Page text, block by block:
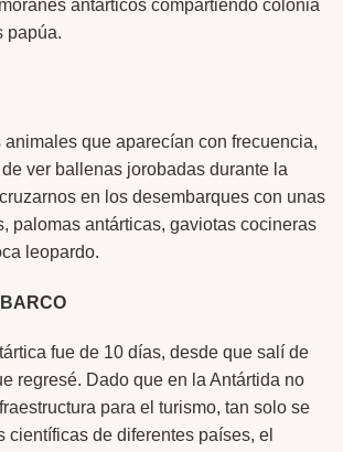
antárticos compartiendo colonia
papúa.
que aparecían con frecuencia,
ver ballenas jorobadas durante la
en los desembarques con unas
palomas antárticas, gaviotas cocineras
leopardo.
fue de 10 días, desde que salí de
regresé. Dado que en la Antártida no
para el turismo, tan solo se
científicas de diferentes países, el